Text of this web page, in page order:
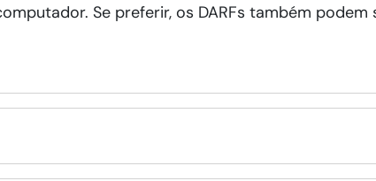
Se preferir, os DARFs também